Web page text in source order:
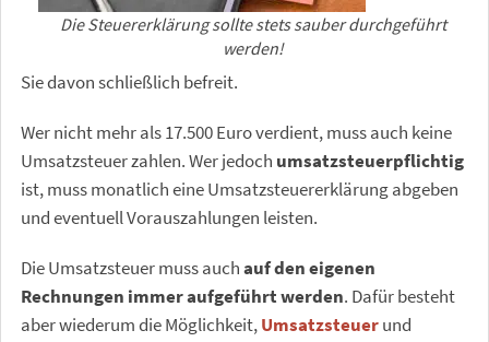
Die Steuererklärung sollte stets sauber durchgeführt
werden!
Sie davon schließlich befreit.
Wer nicht mehr als 17.500 Euro verdient, muss auch keine
Umsatzsteuer zahlen. Wer jedoch umsatzsteuerpflichtig
ist, muss monatlich eine Umsatzsteuererklärung abgeben
und eventuell Vorauszahlungen leisten.
Die Umsatzsteuer muss auchauf den eigenen
Rechnungen immer aufgeführt werden. Dafür besteht
aber wiederum die Möglichkeit,Umsatzsteuerund